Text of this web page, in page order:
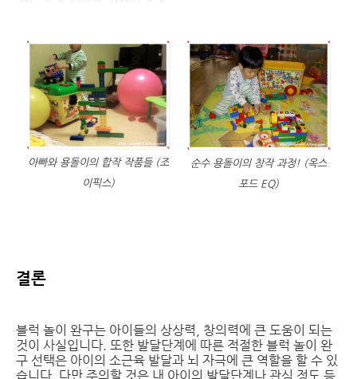
아빠와 용돌이의 합작 작품들 (조
이픽스)
순수 용돌이의 창작 과정! (옥스
포드 EQ)
결론
블럭 놀이 완구는 아이들의 상상력, 창의력에 큰 도움이 되는
것이 사실입니다. 또한 발달단계에 따른 적절한 블럭 놀이 완
구 선택은 아이의 소근육 발달과 뇌 자극에 큰 역할을 할 수 있
습니다. 다만 주의할 것은 내 아이의 발달단계나 관심 정도 등